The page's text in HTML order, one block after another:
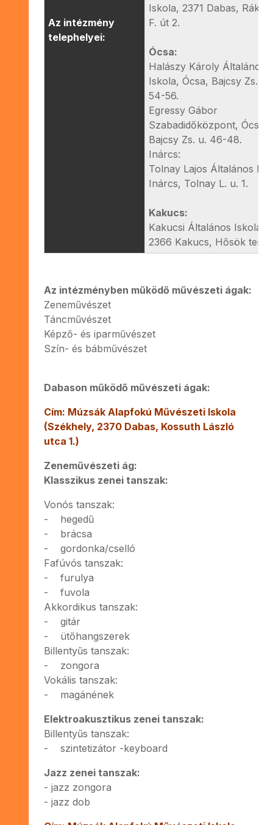
Az intézmény
telephelyei:
Iskola, 2371 Dabas,
F. út 2.
Ócsa:
Halászy Károly Általános
Iskola, Ócsa, Bajcsy Zs. u.
54-56.
Egressy Gábor
Szabadidőközpont, Ócsa,
Bajcsy Zs. u. 46-48.
Inárcs:
Tolnay Lajos Általános
Inárcs, Tolnay L. u. 1.
Kakucs:
Kakucsi Általános Iskola,
2366 Kakucs, Hősök tere
Az intézményben működő művészeti ágak:
Zeneművészet
Táncművészet
Képző- és iparművészet
Szín- és bábművészet
Dabason működő művészeti ágak:
Cím: Múzsák Alapfokú Művészeti Iskola
(Székhely, 2370 Dabas, Kossuth László
utca 1.)
Zeneművészeti ág:
Klasszikus zenei tanszak:
Vonós tanszak:
- hegedű
- brácsa
- gordonka/cselló
Fafúvós tanszak:
- furulya
- fuvola
Akkordikus tanszak:
- gitár
- ütőhangszerek
Billentyűs tanszak:
- zongora
Vokális tanszak:
- magánének
Elektroakusztikus zenei tanszak:
Billentyűs tanszak:
- szintetizátor -keyboard
Jazz zenei tanszak:
- jazz zongora
- jazz dob